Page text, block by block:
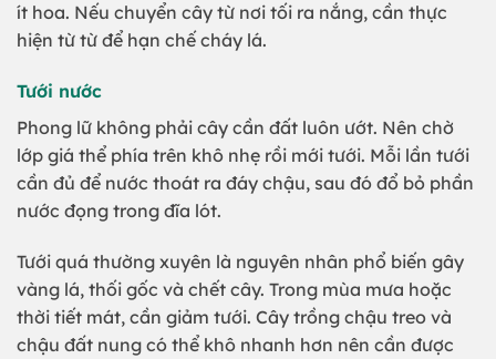
ít hoa. Nếu chuyển cây từ nơi tối ra nắng, cần thực
hiện từ từ để hạn chế cháy lá.
Tưới nước
Phong lữ không phải cây cần đất luôn ướt. Nên chờ
lớp giá thể phía trên khô nhẹ rồi mới tưới. Mỗi lần tưới
cần đủ để nước thoát ra đáy chậu, sau đó đổ bỏ phần
nước đọng trong đĩa lót.
Tưới quá thường xuyên là nguyên nhân phổ biến gây
vàng lá, thối gốc và chết cây. Trong mùa mưa hoặc
thời tiết mát, cần giảm tưới. Cây trồng chậu treo và
chậu đất nung có thể khô nhanh hơn nên cần được